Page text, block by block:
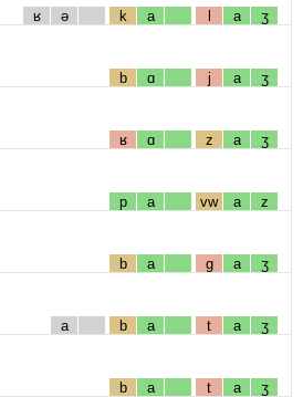
ʁ ə k a l a ʒ
b ɑ j a ʒ
ʁ ɑ z a ʒ
p a vw a z
b a g a ʒ
a b a t a ʒ
b a t a ʒ